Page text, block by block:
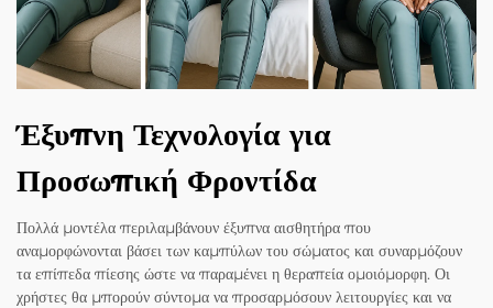
Έξυπνη Τεχνολογία για
Προσωπική Φροντίδα
Πολλά μοντέλα περιλαμβάνουν έξυπνα αισθητήρα που
αναμορφώνονται βάσει των καμπύλων του σώματος και συναρμόζουν
τα επίπεδα πίεσης ώστε να παραμένει η θεραπεία ομοιόμορφη. Οι
χρήστες θα μπορούν σύντομα να προσαρμόσουν λειτουργίες και να